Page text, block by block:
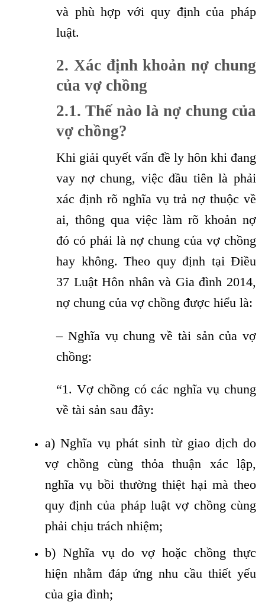
và phù hợp với quy định của pháp
luật.
2. Xác định khoản nợ chung
của vợ chồng
2.1.Thế nào là nợ chung của
vợ chồng?
Khi giải quyết vấn đề ly hôn khi đang
vay nợ chung, việc đầu tiên là phải
xác định rõ nghĩa vụ trả nợ thuộc về
ai, thông qua việc làm rõ khoản nợ
đó có phải là nợ chung của vợ chồng
hay không. Theo quy định tại Điều
37 Luật Hôn nhân và Gia đình 2014,
nợ chung của vợ chồng được hiểu là:
– Nghĩa vụ chung về tài sản của vợ
chồng:
“1. Vợ chồng có các nghĩa vụ chung
về tài sản sau đây:
a) Nghĩa vụ phát sinh từ giao dịch do
vợ chồng cùng thỏa thuận xác lập,
nghĩa vụ bồi thường thiệt hại mà theo
quy định của pháp luật vợ chồng cùng
phải chịu trách nhiệm;
b) Nghĩa vụ do vợ hoặc chồng thực
hiện nhằm đáp ứng nhu cầu thiết yếu
của gia đình;